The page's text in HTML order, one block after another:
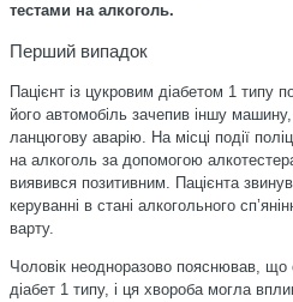
тестами на алкоголь.
Перший випадок
Пацієнт із цукровим діабетом 1 типу
його автомобіль зачепив іншу
ланцюгову аварію. На місці події
на алкоголь за допомогою
виявився позитивним. Пацієнта
керуванні в стані алкогольного
варту.
Чоловік неодноразово пояснював, що
діабет 1 типу, і ця хвороба могла